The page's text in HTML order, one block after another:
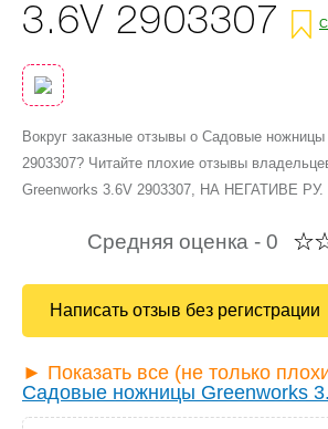
3.6V 2903307
Вокруг заказные отзывы о Садовые
2903307? Читайте плохие отзывы
Greenworks 3.6V 2903307, НА НЕГАТИВЕ РУ.
Средняя оценка - 0
Написать отзыв без регистрации
► Показать все (не только
Садовые ножницы Greenworks